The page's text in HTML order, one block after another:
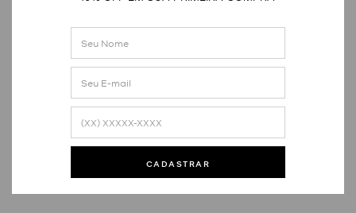
CADASTRAR
Avaliações
Este produto ainda não tem avaliações